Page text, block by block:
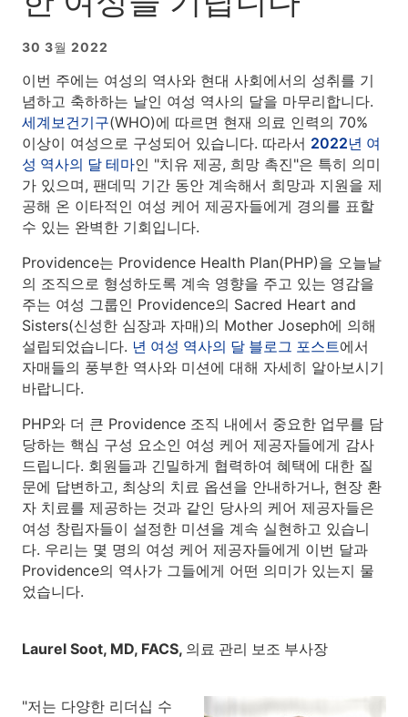
30 3월 2022
이번 주에는 여성의 역사와 현대 사회에서의 성취를 기
념하고 축하하는 날인 여성 역사의 달을 마무리합니다.
세계보건기구(WHO)에 따르면 현재 의료 인력의 70%
이상이 여성으로 구성되어 있습니다. 따라서 2022년 여
성 역사의 달 테마인 "치유 제공, 희망 촉진"은 특히 의미
가 있으며, 팬데믹 기간 동안 계속해서 희망과 지원을 제
공해 온 이타적인 여성 케어 제공자들에게 경의를 표할
수 있는 완벽한 기회입니다.
Providence는 Providence Health Plan(PHP)을 오늘날
의 조직으로 형성하도록 계속 영향을 주고 있는 영감을
주는 여성 그룹인 Providence의 Sacred Heart and
Sisters(신성한 심장과 자매)의 Mother Joseph에 의해
설립되었습니다. 년 여성 역사의 달 블로그 포스트에서
자매들의 풍부한 역사와 미션에 대해 자세히 알아보시기
바랍니다.
PHP와 더 큰 Providence 조직 내에서 중요한 업무를 담
당하는 핵심 구성 요소인 여성 케어 제공자들에게 감사
드립니다. 회원들과 긴밀하게 협력하여 혜택에 대한 질
문에 답변하고, 최상의 치료 옵션을 안내하거나, 현장 환
자 치료를 제공하는 것과 같인 당사의 케어 제공자들은
여성 창립자들이 설정한 미션을 계속 실현하고 있습니
다. 우리는 몇 명의 여성 케어 제공자들에게 이번 달과
Providence의 역사가 그들에게 어떤 의미가 있는지 물
었습니다.
Laurel Soot, MD, FACS, 의료 관리 보조 부사장
"저는 다양한 리더십 수